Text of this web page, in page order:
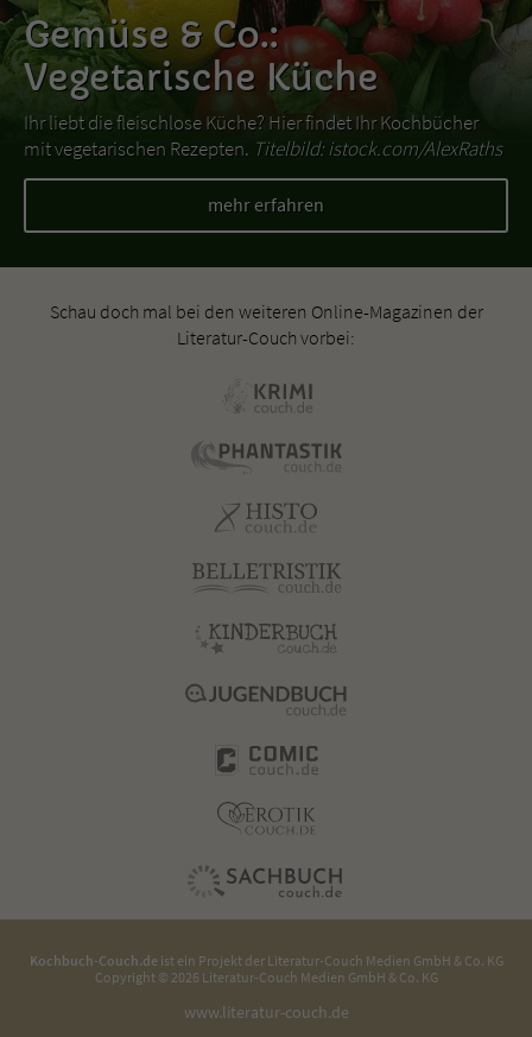
Gemüse & Co.:
Vegetarische Küche
Ihr liebt die fleischlose Küche? Hier findet Ihr Kochbücher
mit vegetarischen Rezepten. Titelbild: istock.com/AlexRaths
mehr erfahren
Schau doch mal bei den weiteren Online-Magazinen der
Literatur-Couch vorbei:
Kochbuch-Couch.deist ein Projekt der Literatur-Couch Medien GmbH & Co. KG
Copyright © 2026 Literatur-Couch Medien GmbH & Co. KG
www.literatur-couch.de